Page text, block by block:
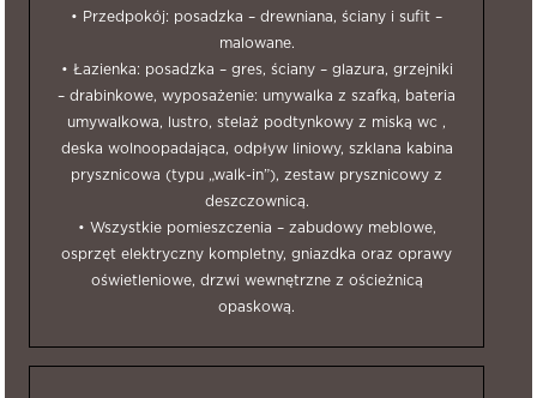
• Przedpokój: posadzka – drewniana, ściany i sufit –
malowane.
• Łazienka: posadzka – gres, ściany – glazura, grzejniki
– drabinkowe, wyposażenie: umywalka z szafką, bateria
umywalkowa, lustro, stelaż podtynkowy z miską wc ,
deska wolnoopadająca, odpływ liniowy, szklana kabina
prysznicowa (typu „walk-in”), zestaw prysznicowy z
deszczownicą.
• Wszystkie pomieszczenia – zabudowy meblowe,
osprzęt elektryczny kompletny, gniazdka oraz oprawy
oświetleniowe, drzwi wewnętrzne z ościeżnicą
opaskową.